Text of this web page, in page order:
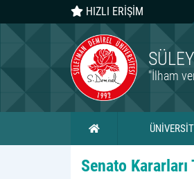
HIZLI ERİŞİM
"İlham
Ana Sayfa
Senato